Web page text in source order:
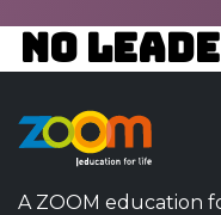
No
A ZOOM education